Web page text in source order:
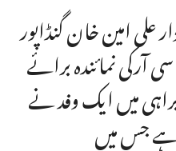
علی امین خان گنڈاپور
آرکی نمائندہ برائے
میں ایک وفد نے
ہے جس میں